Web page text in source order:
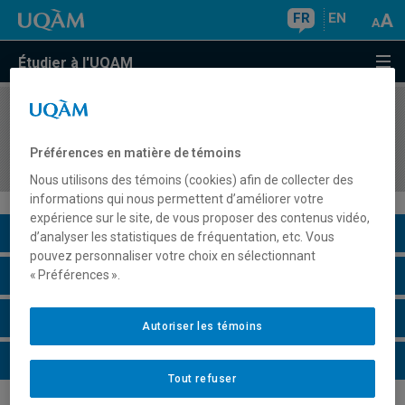
FR EN
Étudier à l'UQAM
COURS//
séquentielle
Description du cours
Horaire - Été 2026
Horaire - Automne 2026
Horaire - Hiver 2027
Préférences en matière de témoins
Nous utilisons des témoins (cookies) afin de collecter des
informations qui nous permettent d’améliorer votre
expérience sur le site, de vous proposer des contenus vidéo,
d’analyser les statistiques de fréquentation, etc. Vous
pouvez personnaliser votre choix en sélectionnant
« Préférences ».
Tout refuser
Autoriser les témoins